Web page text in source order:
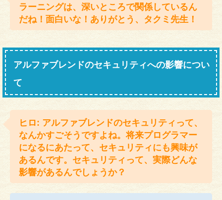
ラーニングは、深いところで関係しているん
だね！面白いな！ありがとう、タクミ先生！
アルファブレンドのセキュリティへの影響につい
て
ヒロ: アルファブレンドのセキュリティって、
なんかすごそうですよね。将来プログラマー
になるにあたって、セキュリティにも興味が
あるんです。セキュリティって、実際どんな
影響があるんでしょうか？